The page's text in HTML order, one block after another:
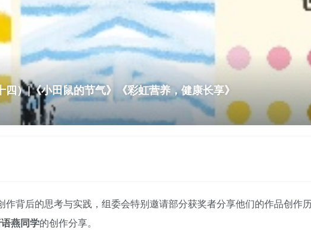
）|《小田鼠的节气》《彩虹营养，健康长享》
作背后的思考与实践，组委会特别邀请部分获奖者分享他们的作品创
燕同学的创作分享。